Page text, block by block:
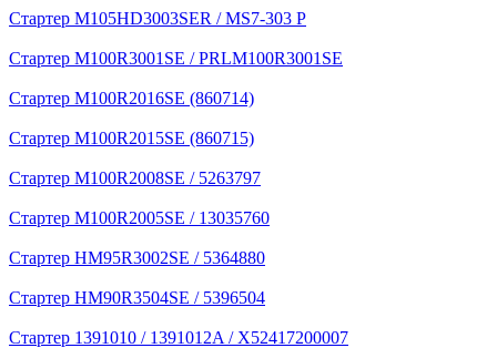
Стартер M105HD3003SER / MS7-303 P
Стартер M100R3001SE / PRLM100R3001SE
Стартер M100R2016SE (860714)
Стартер M100R2015SE (860715)
Стартер M100R2008SE / 5263797
Стартер M100R2005SE / 13035760
Стартер HM95R3002SE / 5364880
Стартер HM90R3504SE / 5396504
Стартер 1391010 / 1391012A / X52417200007